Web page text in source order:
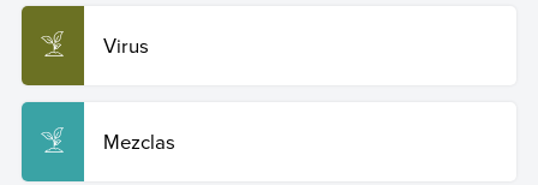
Virus
Mezclas